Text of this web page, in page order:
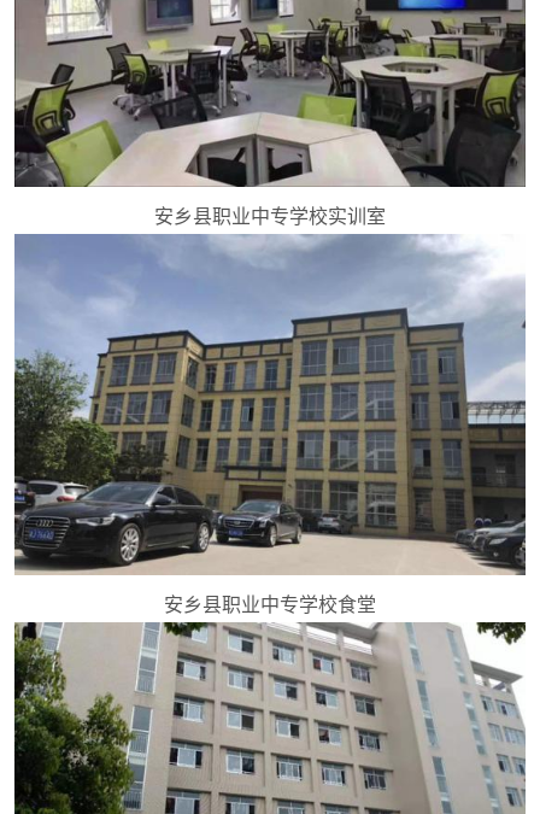
安乡县职业中专学校实训室
安乡县职业中专学校食堂